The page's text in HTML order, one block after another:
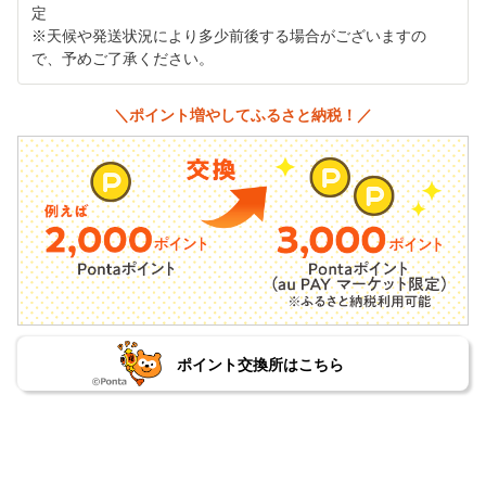
定
※天候や発送状況により多少前後する場合がございますの
で、予めご了承ください。
＼ポイント増やしてふるさと納税！／
ポイント交換所はこちら